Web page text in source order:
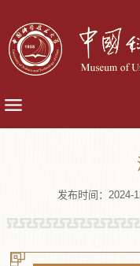
发布时间：2024-